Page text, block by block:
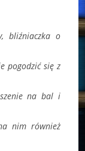
bliźniaczka o
pogodzić się z
na bal i
nim również